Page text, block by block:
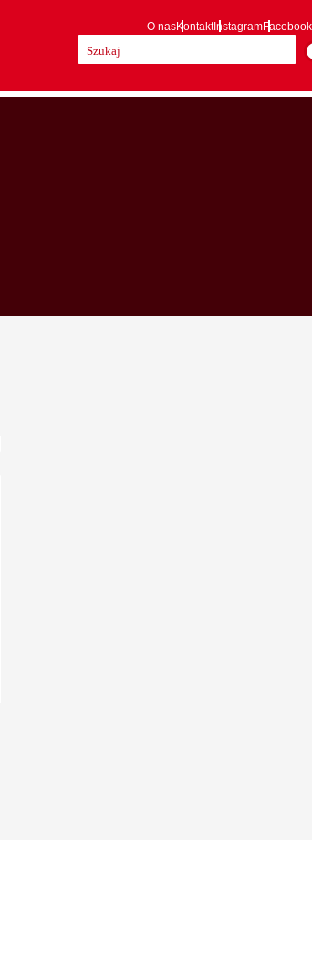
O nasKontaktInstagramFacebook